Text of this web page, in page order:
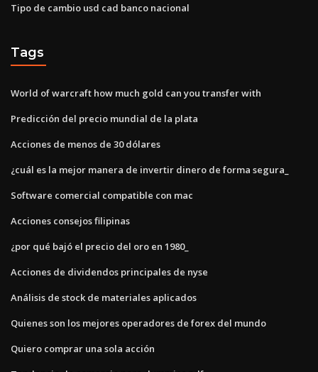
Tipo de cambio usd cad banco nacional
Tags
World of warcraft how much gold can you transfer with
Predicción del precio mundial de la plata
Acciones de menos de 30 dólares
¿cuál es la mejor manera de invertir dinero de forma segura_
Software comercial compatible con mac
Acciones consejos filipinas
¿por qué bajó el precio del oro en 1980_
Acciones de dividendos principales de nyse
Análisis de stock de materiales aplicados
Quienes son los mejores operadores de forex del mundo
Quiero comprar una sola acción